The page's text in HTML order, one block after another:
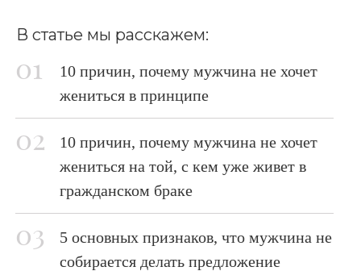
В статье мы расскажем:
10 причин, почему мужчина не хочет
жениться в принципе
10 причин, почему мужчина не хочет
жениться на той, с кем уже живет в
гражданском браке
5 основных признаков, что мужчина не
собирается делать предложение